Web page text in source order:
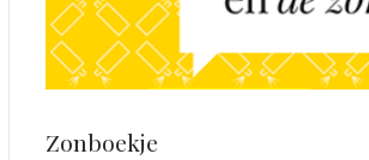
Zonboekje